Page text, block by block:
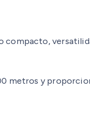
compacto,
metros y